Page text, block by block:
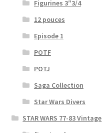
Figurines 3″3/4
12 pouces
Episode 1
POTF
POTJ
Saga Collection
Star Wars Divers
STAR WARS 77-83 Vintage